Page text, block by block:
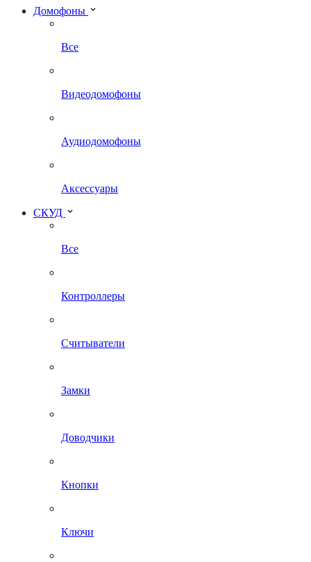
Домофоны
Все
Видеодомофоны
Аудиодомофоны
Аксессуары
СКУД
Все
Контроллеры
Считыватели
Замки
Доводчики
Кнопки
Ключи